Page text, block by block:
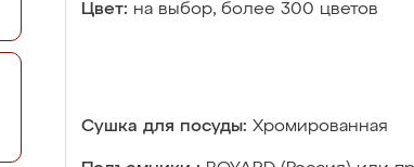
Цвет: на выбор, более 300 цветов
Сушка для посуды: Хромированная